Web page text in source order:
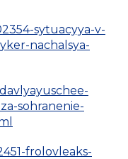
sytuacyya-v-
nachalsya-
sohranenie-
frolovleaks-